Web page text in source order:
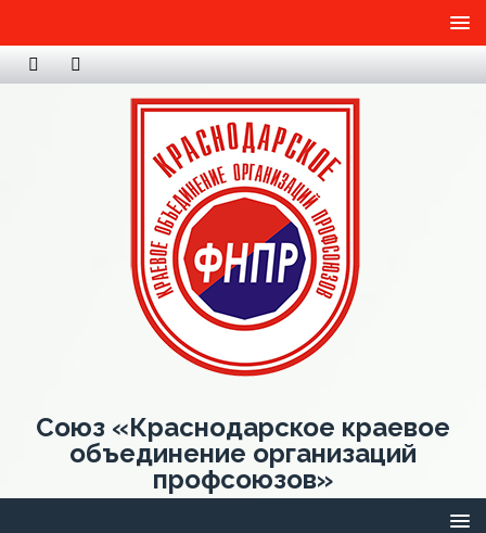
Союз «Краснодарское краевое
объединение организаций
профсоюзов»